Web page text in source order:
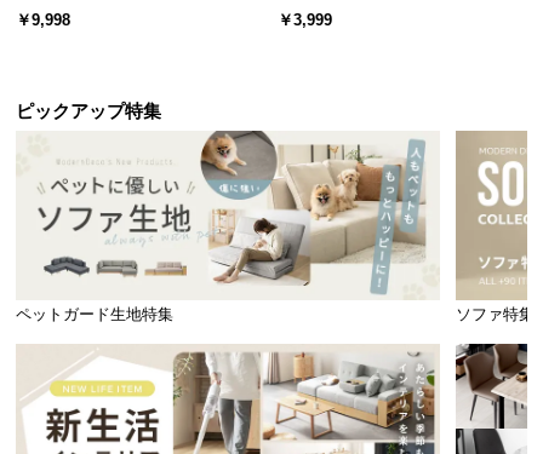
ード 木目/石目調 オープン収納・
￥9,998
スチール 4段階高さ調節 サイドフ
￥3,999
ピックアップ特集
ペットガード生地特集 ソファ特集